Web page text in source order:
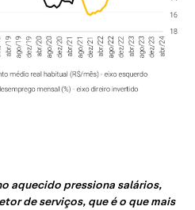
aquecido pressiona salários,
de serviços, que é o que mais